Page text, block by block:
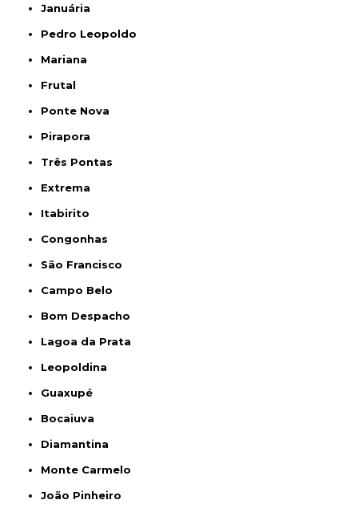
Januária
Pedro Leopoldo
Mariana
Frutal
Ponte Nova
Pirapora
Três Pontas
Extrema
Itabirito
Congonhas
São Francisco
Campo Belo
Bom Despacho
Lagoa da Prata
Leopoldina
Guaxupé
Bocaiuva
Diamantina
Monte Carmelo
João Pinheiro